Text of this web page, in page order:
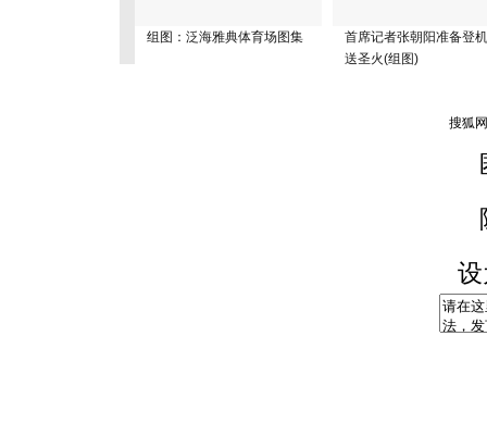
组图：泛海雅典体育场图集
首席记者张朝阳准备登
送圣火(组图)